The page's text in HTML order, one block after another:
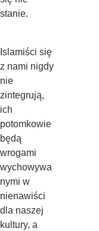
stanie.
Islamiści się
z nami nigdy
nie
zintegrują,
ich
potomkowie
będą
wrogami
wychowywa
nymi w
nienawiści
dla naszej
kultury, a